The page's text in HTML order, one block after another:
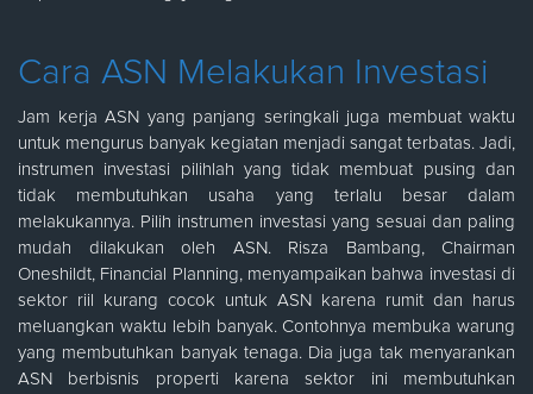
Cara ASN Melakukan Investasi
Jam kerja ASN yang panjang seringkali juga membuat waktu
untuk mengurus banyak kegiatan menjadi sangat terbatas. Jadi,
instrumen investasi pilihlah yang tidak membuat pusing dan
tidak membutuhkan usaha yang terlalu besar dalam
melakukannya. Pilih instrumen investasi yang sesuai dan paling
mudah dilakukan oleh ASN. Risza Bambang, Chairman
Oneshildt, Financial Planning, menyampaikan bahwa investasi di
sektor riil kurang cocok untuk ASN karena rumit dan harus
meluangkan waktu lebih banyak. Contohnya membuka warung
yang membutuhkan banyak tenaga. Dia juga tak menyarankan
ASN berbisnis properti karena sektor ini membutuhkan